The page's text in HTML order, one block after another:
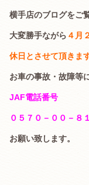
横手店のブログをご
大変勝手ながら ４月
休日とさせて頂きます
お車の事故・故障等
JAF電話番号
０５７０－００－８
お願い致します。